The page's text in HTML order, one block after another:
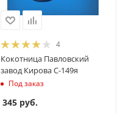
4
Кокотница Павловский
завод Кирова С-149я
Под заказ
345 руб.